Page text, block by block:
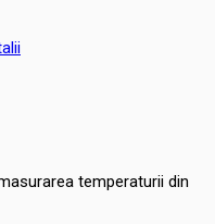
temperaturii din